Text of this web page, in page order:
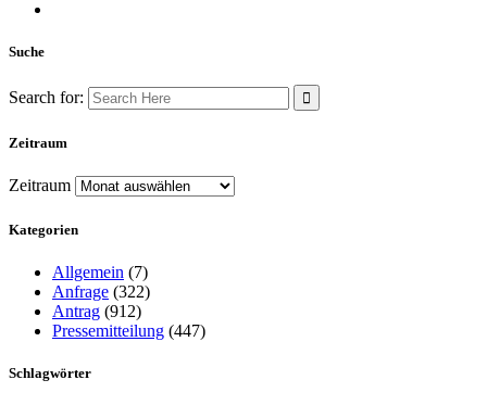
Suche
Search for:
Zeitraum
Zeitraum
Kategorien
Allgemein (7)
Anfrage (322)
Antrag (912)
Pressemitteilung (447)
Schlagwörter